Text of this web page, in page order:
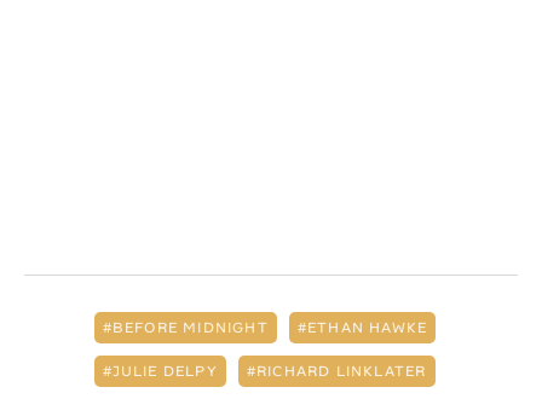
BEFORE MIDNIGHT ETHAN HAWKE
JULIE DELPY RICHARD LINKLATER